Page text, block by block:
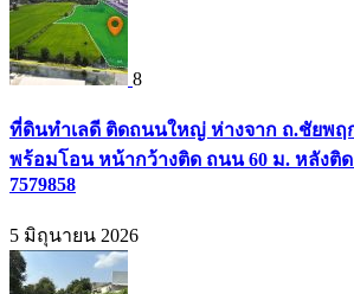
8
ที่ดินทำเลดี ติดถนนใหญ่ ห่างจาก ถ.ชัยพฤก
พร้อมโอน หน้ากว้างติด ถนน 60 ม. หลังติด
7579858
5 มิถุนายน 2026